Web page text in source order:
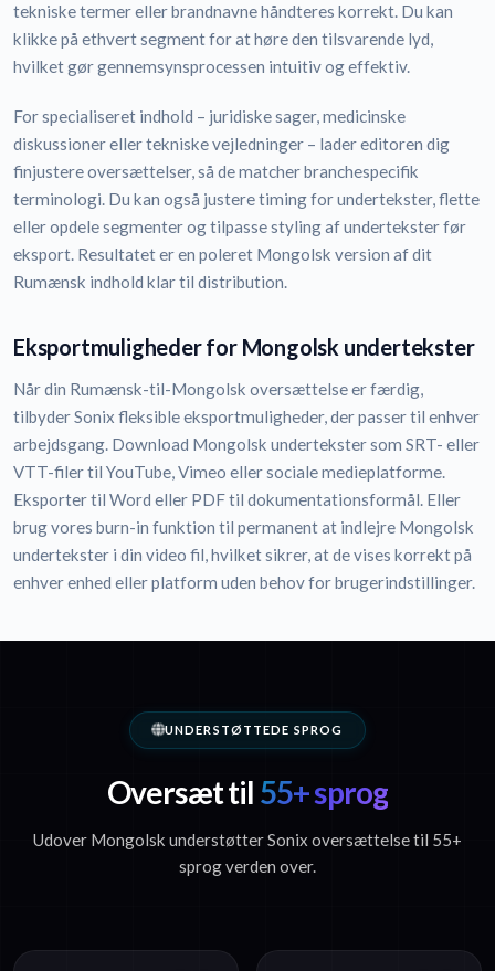
tekniske termer eller brandnavne håndteres korrekt. Du kan
klikke på ethvert segment for at høre den tilsvarende lyd,
hvilket gør gennemsynsprocessen intuitiv og effektiv.
For specialiseret indhold – juridiske sager, medicinske
diskussioner eller tekniske vejledninger – lader editoren dig
finjustere oversættelser, så de matcher branchespecifik
terminologi. Du kan også justere timing for undertekster, flette
eller opdele segmenter og tilpasse styling af undertekster før
eksport. Resultatet er en poleret Mongolsk version af dit
Rumænsk indhold klar til distribution.
Eksportmuligheder for Mongolsk undertekster
Når din Rumænsk-til-Mongolsk oversættelse er færdig,
tilbyder Sonix fleksible eksportmuligheder, der passer til enhver
arbejdsgang. Download Mongolsk undertekster som SRT- eller
VTT-filer til YouTube, Vimeo eller sociale medieplatforme.
Eksporter til Word eller PDF til dokumentationsformål. Eller
brug vores burn-in funktion til permanent at indlejre Mongolsk
undertekster i din video fil, hvilket sikrer, at de vises korrekt på
enhver enhed eller platform uden behov for brugerindstillinger.
UNDERSTØTTEDE SPROG
Oversæt til 55+ sprog
Udover Mongolsk understøtter Sonix oversættelse til 55+
sprog verden over.